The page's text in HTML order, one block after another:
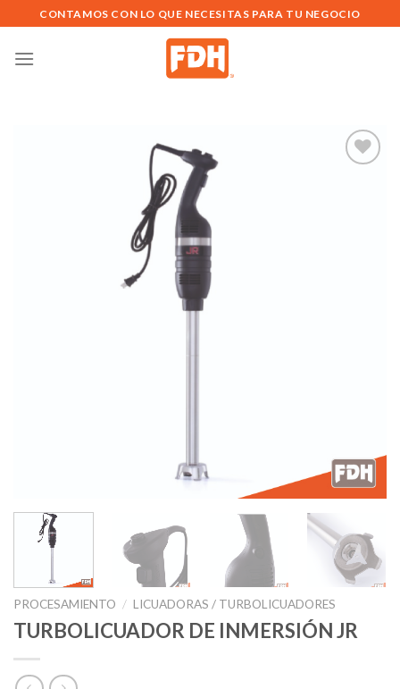
al
contenido
CONTAMOS CON LO QUE NECESITAS PARA TU NEGOCIO
PROCESAMIENTO / LICUADORAS / TURBOLICUADORES
TURBOLICUADOR DE INMERSIÓN JR